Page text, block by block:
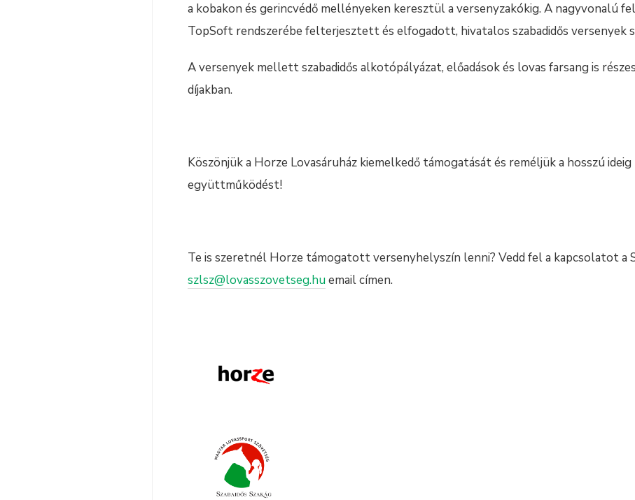
a kobakon és gerincvédő mellényeken keresztül a versenyzakókig. A nagyvonalú
TopSoft rendszerébe felterjesztett és elfogadott, hivatalos szabadidős versenyek
A versenyek mellett szabadidős alkotópályázat, előadások és lovas farsang is
díjakban.
Köszönjük a Horze Lovasáruház kiemelkedő támogatását és reméljük a hosszú
együttműködést!
Te is szeretnél Horze támogatott versenyhelyszín lenni? Vedd fel a kapcsolatot a
szlsz@lovasszovetseg.huemail címen.